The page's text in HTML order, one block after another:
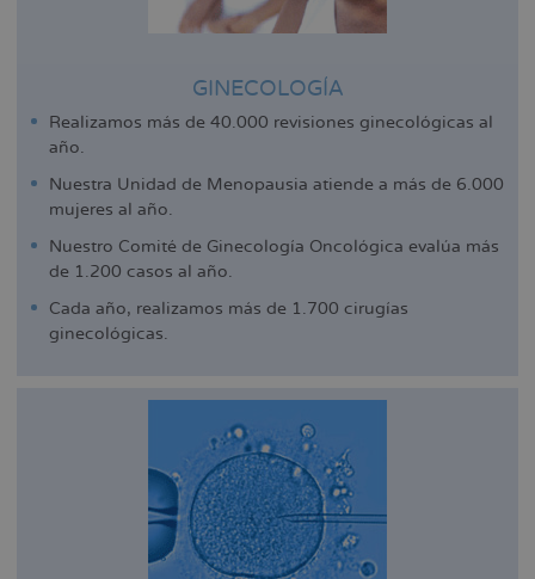
GINECOLOGÍA
Realizamos más de 40.000 revisiones ginecológicas al
año.
Nuestra Unidad de Menopausia atiende a más de 6.000
mujeres al año.
Nuestro Comité de Ginecología Oncológica evalúa más
de 1.200 casos al año.
Cada año, realizamos más de 1.700 cirugías
ginecológicas.